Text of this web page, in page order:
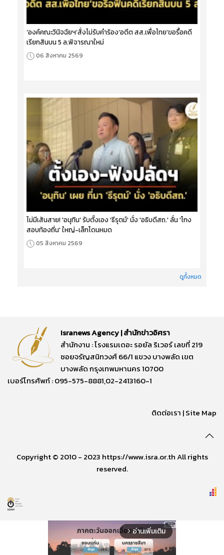
‘องค์คณะวินิจฉัยฯ’สั่งไม่รับคำร้อง‘อดีต สส.เพื่อไทย’ขอรื้อคดี
เรียกสินบน 5 ล.พิจารณาใหม่
06 สิงหาคม 2569
ไม่มีเส้นสาย! 'อนุทิน' รับตั้งเอง 'ธีรุตม์' นั่ง 'อธิบดีสถ.' ลั่น 'โกง
สอบท้องถิ่น' ใหญ่-เล็กโดนหมด
05 สิงหาคม 2569
ดูทั้งหมด
Isranews Agency | สำนักข่าวอิศรา
สำนักงาน : โรงแรมเดอะ รอยัล ริเวอร์ เลขที่ 219
ซอยจรัญสนิทวงศ์ 66/1 แขวง บางพลัด เขต
บางพลัด กรุงเทพมหานคร 10700
เบอร์โทรศัพท์ : 095-575-8881,02-2413160-1
ติดต่อเรา |Site Map
Copyright © 2010 - 2023 https://www.isra.or.th All rights
reserved.
arrow_forward_ios อ่านเพิ่มเติม